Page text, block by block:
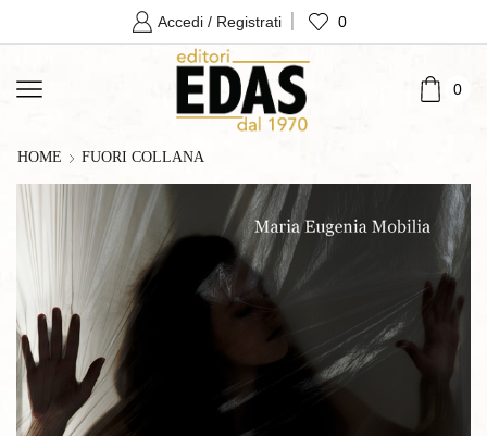
Accedi / Registrati 0
0
HOME FUORI COLLANA